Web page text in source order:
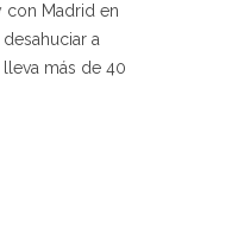
con Madrid en
a
más de 40